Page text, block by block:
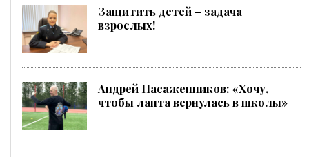
Защитить детей – задача
взрослых!
Андрей Пасаженников: «Хочу,
чтобы лапта вернулась в школы»